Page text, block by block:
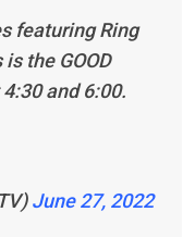
featuring Ring
the GOOD
and 6:00.
June 27, 2022